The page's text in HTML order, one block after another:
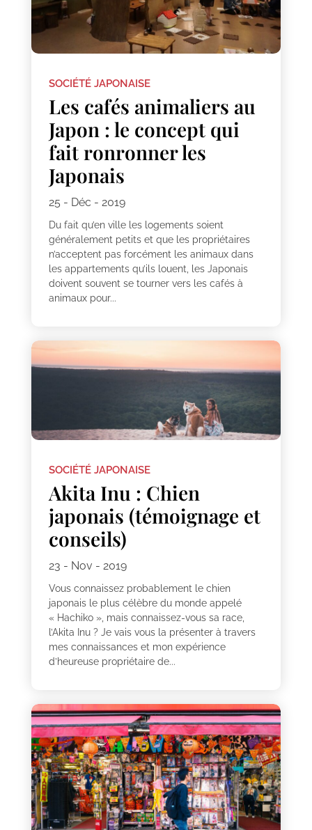
SOCIÉTÉ JAPONAISE
Les cafés animaliers au
Japon : le concept qui
fait ronronner les
Japonais
25 - Déc - 2019
Du fait qu’en ville les logements soient
généralement petits et que les propriétaires
n’acceptent pas forcément les animaux dans
les appartements qu’ils louent, les Japonais
doivent souvent se tourner vers les cafés à
animaux pour...
SOCIÉTÉ JAPONAISE
Akita Inu : Chien
japonais (témoignage et
conseils)
23 - Nov - 2019
Vous connaissez probablement le chien
japonais le plus célèbre du monde appelé
« Hachiko », mais connaissez-vous sa race,
l’Akita Inu ? Je vais vous la présenter à travers
mes connaissances et mon expérience
d’heureuse propriétaire de...